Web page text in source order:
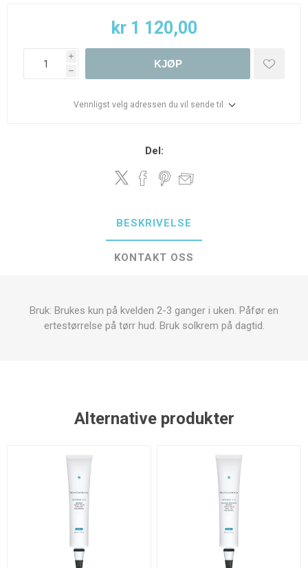
kr 1 120,00
i
h
KJØP
Vennligst velg adressen du vil sende til
Del:
BESKRIVELSE
KONTAKT OSS
Bruk: Brukes kun på kvelden 2-3 ganger i uken. Påfør en
ertestørrelse på tørr hud. Bruk solkrem på dagtid.
Alternative produkter